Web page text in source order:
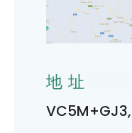
地址